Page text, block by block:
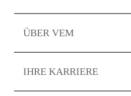
ÜBER VEM
IHRE KARRIERE